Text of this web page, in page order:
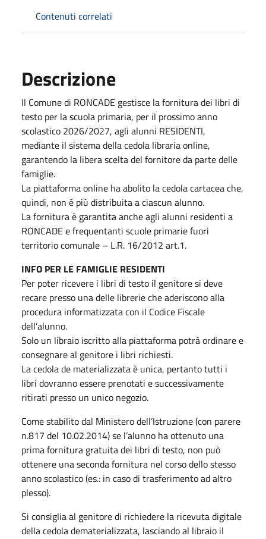
Contenuti correlati
Descrizione
Il Comune di RONCADE gestisce la fornitura dei libri di
testo per la scuola primaria, per il prossimo anno
scolastico 2026/2027, agli alunni RESIDENTI,
mediante il sistema della cedola libraria online,
garantendo la libera scelta del fornitore da parte delle
famiglie.
La piattaforma online ha abolito la cedola cartacea che,
quindi, non è più distribuita a ciascun alunno.
La fornitura è garantita anche agli alunni residenti a
RONCADE e frequentanti scuole primarie fuori
territorio comunale – L.R. 16/2012 art.1.
INFO PER LE FAMIGLIE RESIDENTI
Per poter ricevere i libri di testo il genitore si deve
recare presso una delle librerie che aderiscono alla
procedura informatizzata con il Codice Fiscale
dell’alunno.
Solo un libraio iscritto alla piattaforma potrà ordinare e
consegnare al genitore i libri richiesti.
La cedola de materializzata è unica, pertanto tutti i
libri dovranno essere prenotati e successivamente
ritirati presso un unico negozio.
Come stabilito dal Ministero dell’Istruzione (con parere
n.817 del 10.02.2014) se l’alunno ha ottenuto una
prima fornitura gratuita dei libri di testo, non può
ottenere una seconda fornitura nel corso dello stesso
anno scolastico (es.: in caso di trasferimento ad altro
plesso).
Si consiglia al genitore di richiedere la ricevuta digitale
della cedola dematerializzata, lasciando al libraio il